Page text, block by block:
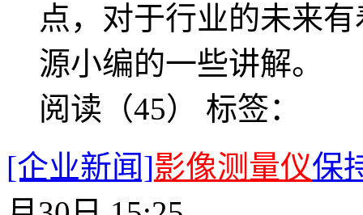
点，对于行业的未来
源小编的一些讲解。
阅读（45） 标签：
[企业新闻]影像测量仪保